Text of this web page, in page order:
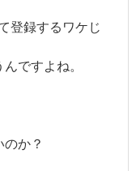
登録するワケじ
ですよね。
か？